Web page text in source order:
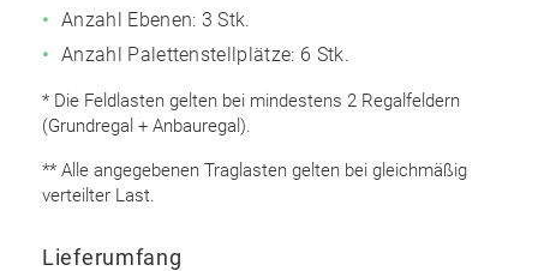
Anzahl Ebenen: 3 Stk.
Anzahl Palettenstellplätze: 6 Stk.
* Die Feldlasten gelten bei mindestens 2 Regalfeldern
(Grundregal + Anbauregal).
** Alle angegebenen Traglasten gelten bei gleichmäßig
verteilter Last.
Lieferumfang